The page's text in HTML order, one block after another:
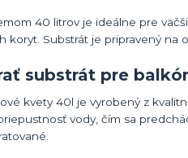
40 litrov je ideálne pre
koryt. Substrát je pripravený na
substrát pre
kvety 40l je vyrobený z
vody, čím sa